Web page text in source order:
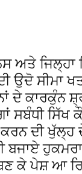
ਅਤੇ
ਸੀਮਾ
ਦੇ ਕਾਰਕੁੰਨ
ਸਬੰਧੀ ਸਿੱਖ
ਦੀ ਖੁੱਲ੍ਹ
ਬਜਾਏ
ਕੇ ਪੇਸ਼ ਆ